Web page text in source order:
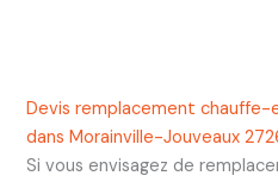
Devis remplacement chauffe-
dans Morainville-Jouveaux
Si vous envisagez de